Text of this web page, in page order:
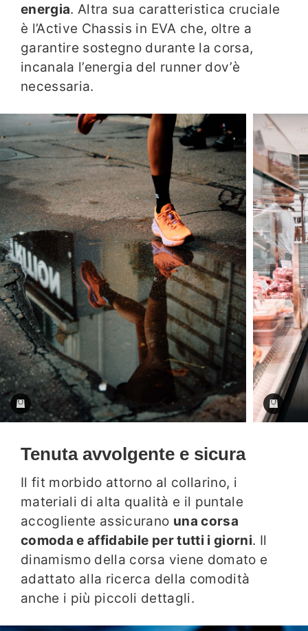
energia. Altra sua caratteristica cruciale
è l’Active Chassis in EVA che, oltre a
garantire sostegno durante la corsa,
incanala l’energia del runner dov’è
necessaria.
Tenuta avvolgente e sicura
Il fit morbido attorno al collarino, i
materiali di alta qualità e il puntale
accogliente assicurano una corsa
comoda e affidabile per tutti i giorni. Il
dinamismo della corsa viene domato e
adattato alla ricerca della comodità
anche i più piccoli dettagli.